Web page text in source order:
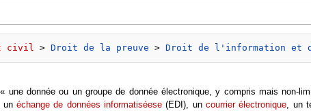
civil > Droit de la preuve > Droit de l'information et
une donnée ou un groupe de donnée électronique, y compris mais non-
unéchange de données informatiséese (EDI), uncourrier électronique , un